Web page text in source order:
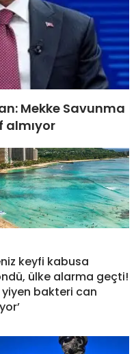
Mekke Savunma
almıyor
keyfi kabusa
ülke alarma geçti!
yiyen bakteri can